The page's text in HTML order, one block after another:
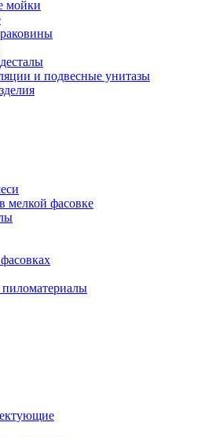
мойки
и подвесные унитазы
мелкой фасовке